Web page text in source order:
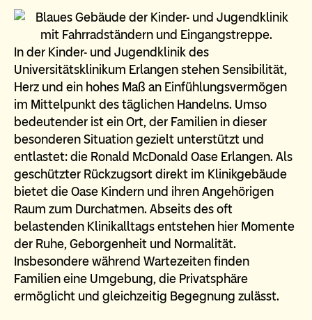
In der Kinder- und Jugendklinik des
Universitätsklinikum Erlangen stehen Sensibilität,
Herz und ein hohes Maß an Einfühlungsvermögen
im Mittelpunkt des täglichen Handelns. Umso
bedeutender ist ein Ort, der Familien in dieser
besonderen Situation gezielt unterstützt und
entlastet: die Ronald McDonald Oase Erlangen. Als
geschützter Rückzugsort direkt im Klinikgebäude
bietet die Oase Kindern und ihren Angehörigen
Raum zum Durchatmen. Abseits des oft
belastenden Klinikalltags entstehen hier Momente
der Ruhe, Geborgenheit und Normalität.
Insbesondere während Wartezeiten finden
Familien eine Umgebung, die Privatsphäre
ermöglicht und gleichzeitig Begegnung zulässt.